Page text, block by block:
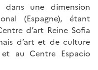
dans une dimension
(Espagne), étant
d’art Reine Sofia
d’art et de culture
au Centre Espacio